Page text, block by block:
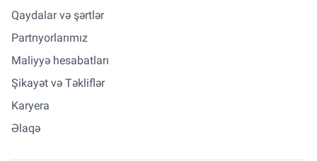
Qaydalar və şərtlər
Partnyorlarımız
Maliyyə hesabatları
Şikayət və Təkliflər
Karyera
Əlaqə